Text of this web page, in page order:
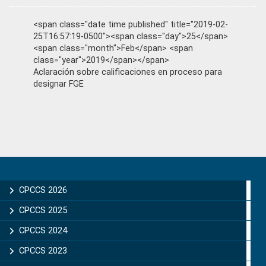
<span class="date time published" title="2019-02-
25T16:57:19-0500"><span class="day">25</span>
<span class="month">Feb</span> <span
class="year">2019</span></span>
Aclaración sobre calificaciones en proceso para
designar FGE
Sidebar
CPCCS 2026
CPCCS 2025
CPCCS 2024
CPCCS 2023